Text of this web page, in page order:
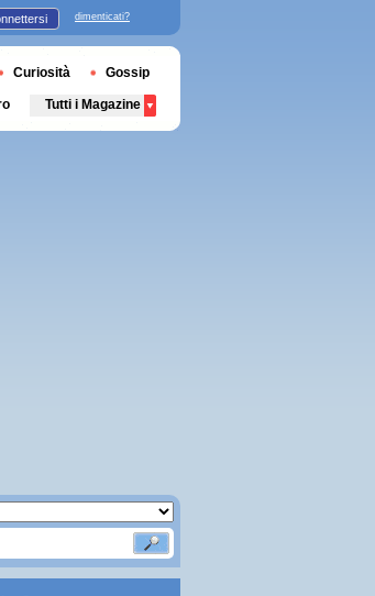
dimenticati?
Curiosità Gossip
Tutti i Magazine